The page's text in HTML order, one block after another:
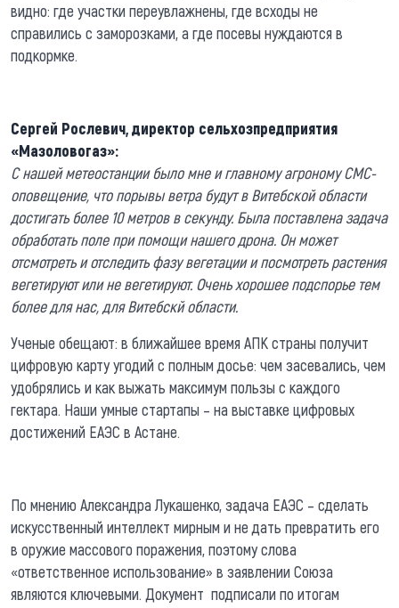
видно: где участки переувлажнены, где всходы не
справились с заморозками, а где посевы нуждаются в
подкормке.
Сергей Рослевич, директор сельхозпредприятия
«Мазоловогаз»:
С нашей метеостанции было мне и главному агроному СМС-
оповещение, что порывы ветра будут в Витебской области
достигать более 10 метров в секунду. Была поставлена задача
обработать поле при помощи нашего дрона. Он может
отсмотреть и отследить фазу вегетации и посмотреть растения
вегетируют или не вегетируют. Очень хорошее подспорье тем
более для нас, для Витебскй области.
Ученые обещают: в ближайшее время АПК страны получит
цифровую карту угодий с полным досье: чем засевались, чем
удобрялись и как выжать максимум пользы с каждого
гектара. Наши умные стартапы – на выставке цифровых
достижений ЕАЭС в Астане.
По мнению Александра Лукашенко, задача ЕАЭС – сделать
искусственный интеллект мирным и не дать превратить его
в оружие массового поражения, поэтому слова
«ответственное использование» в заявлении Союза
являются ключевыми. Документ подписали по итогам